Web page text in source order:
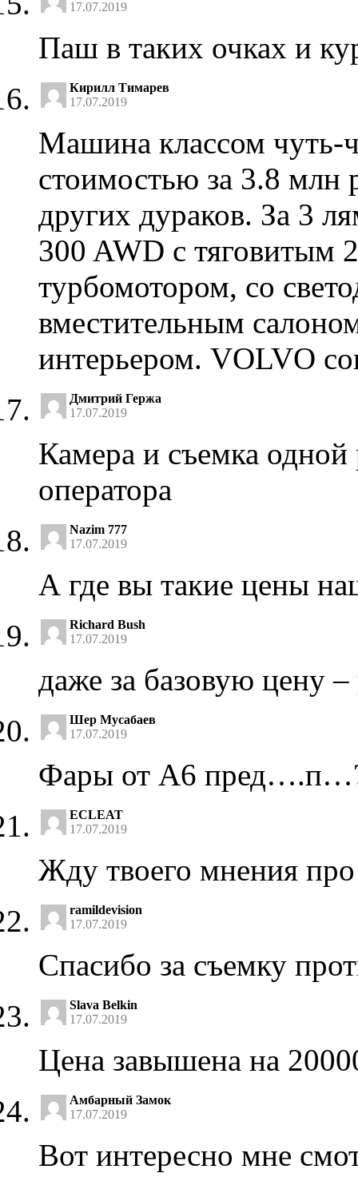
17.07.2019
Паш в таких очках и
Кирилл Тимарев
17.07.2019
Машина классом чуть-
стоимостью за 3.8
других дураков. За 3
300 AWD с тяговитым
турбомотором, со
вместительным
интерьером. VOLVO
Дмитрий Гержа
17.07.2019
Камера и съемка одной
оператора
Nazim 777
17.07.2019
А где вы такие цены
Richard Bush
17.07.2019
даже за базовую цену
Шер Мусабаев
17.07.2019
Фары от А6
ECLEAT
17.07.2019
Жду твоего мнения
ramildevision
17.07.2019
Спасибо за съемку
Slava Belkin
17.07.2019
Цена завышена на
Амбарный Замок
17.07.2019
Вот интересно мне